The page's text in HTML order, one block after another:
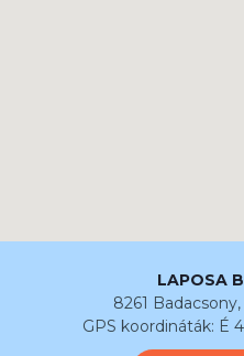
LAPOSA
8261
GPS koordináták: É